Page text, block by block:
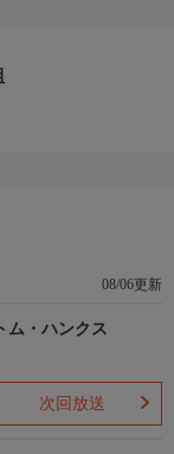
08/06更新
ム・ハンクス
次回放送